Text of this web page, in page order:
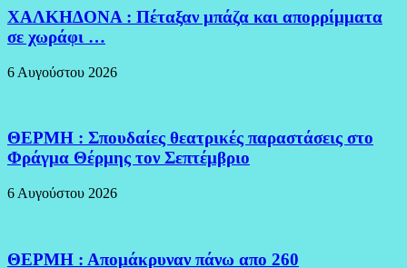
ΧΑΛΚΗΔΟΝΑ : Πέταξαν μπάζα και απορρίμματα
σε χωράφι …
6 Αυγούστου 2026
ΘΕΡΜΗ : Σπουδαίες θεατρικές παραστάσεις στο
Φράγμα Θέρμης τον Σεπτέμβριο
6 Αυγούστου 2026
ΘΕΡΜΗ : Απομάκρυναν πάνω απο 260